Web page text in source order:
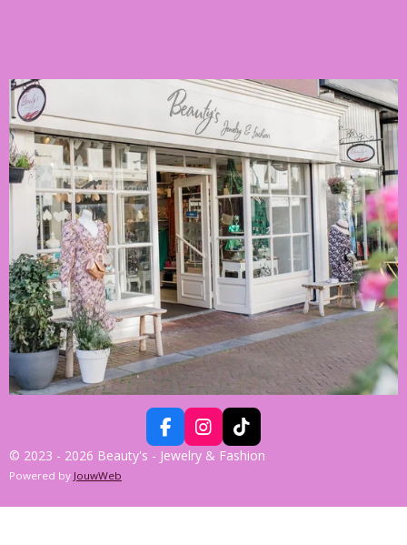
F
A
B
I
N
A
T
I
O
© 2023 - 2026 Beauty's - Jewelry & Fashion
Powered by JouwWeb